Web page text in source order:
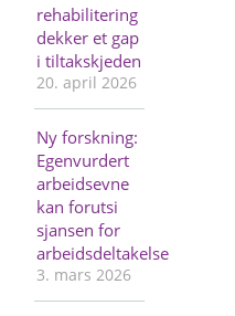
rehabilitering
dekker et gap
i tiltakskjeden
20. april 2026
Ny forskning:
Egenvurdert
arbeidsevne
kan forutsi
sjansen for
arbeidsdeltakelse
3. mars 2026